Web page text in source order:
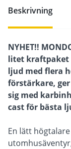
Beskrivning
NYHET!!
litet kraftpaket
ljud med flera
förstärkare,
sig med
cast för bästa
En lätt